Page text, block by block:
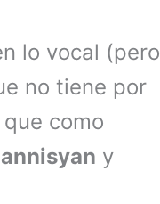
lo vocal (pero
no tiene por
como
y